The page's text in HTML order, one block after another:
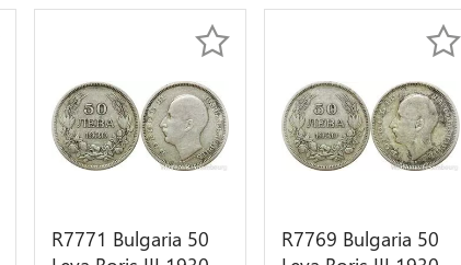
R7771 Bulgaria 50
R7769 Bulgaria 50